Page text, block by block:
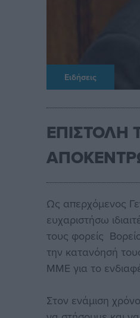
Ειδήσεις
ΕΠΙΣΤΟΛΗ
Ως απερχόμενος
ευχαριστήσω
τους φορείς
την κατανόησή
ΜΜΕ για το
Στον ενάμιση